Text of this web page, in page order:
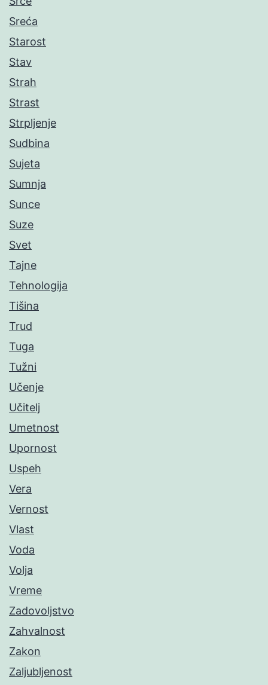
Sreća
Starost
Stav
Strah
Strast
Strpljenje
Sudbina
Sujeta
Sumnja
Sunce
Suze
Svet
Tajne
Tehnologija
Tišina
Trud
Tuga
Tužni
Učenje
Učitelj
Umetnost
Upornost
Uspeh
Vera
Vernost
Vlast
Voda
Volja
Vreme
Zadovoljstvo
Zahvalnost
Zakon
Zaljubljenost